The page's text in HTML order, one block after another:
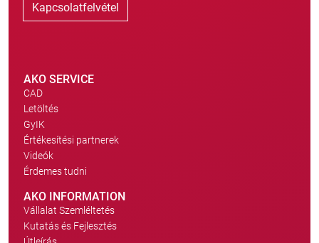
Kapcsolatfelvétel
AKO SERVICE
CAD
Letöltés
GyIK
Értékesítési partnerek
Videók
Érdemes tudni
AKO INFORMATION
Vállalat Szemléltetés
Kutatás és Fejlesztés